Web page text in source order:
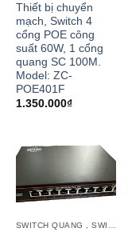
Thiết bị chuyển
mạch, Switch 4
cổng POE công
suất 60W, 1 cổng
quang SC 100M.
Model: ZC-
POE401F
1.350.000₫